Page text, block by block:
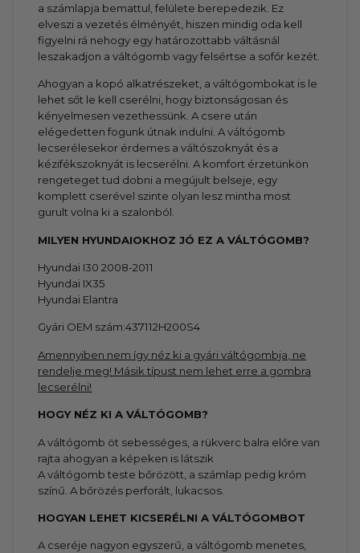
a számlapja bemattul, felülete berepedezik. Ez
elveszi a vezetés élményét, hiszen mindig oda kell
figyelni rá nehogy egy határozottabb váltásnál
leszakadjon a váltógomb vagy felsértse a sofőr kezét.
Ahogyan a kopó alkatrészeket, a váltógombokat is le
lehet sőt le kell cserélni, hogy biztonságosan és
kényelmesen vezethessünk. A csere után
elégedetten fogunk útnak indulni. A váltógomb
lecserélesekor érdemes a váltószoknyát és a
kézifékszoknyát is lecserélni. A komfort érzetünkön
rengeteget tud dobni a megújult belseje, egy
komplett cserével szinte olyan lesz mintha most
gurult volna ki a szalonból.
MILYEN HYUNDAIOKHOZ JÓ EZ A VÁLTÓGOMB?
Hyundai I30 2008-2011
Hyundai IX35
Hyundai Elantra
Gyári OEM szám:437112H200S4
Amennyiben nem így néz ki a gyári váltógombja, ne
rendelje meg! Másik típust nem lehet erre a gombra
lecserélni!
HOGY NÉZ KI A VÁLTÓGOMB?
A váltógomb öt sebességes, a rükverc balra előre van
rajta ahogyan a képeken is látszik
A váltógomb teste bőrözött, a számlap pedig króm
színű. A bőrözés perforált, lukacsos.
HOGYAN LEHET KICSERÉLNI A VÁLTÓGOMBOT
A cseréje nagyon egyszerű, a váltógomb menetes,